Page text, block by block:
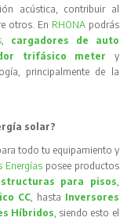
acústica, contribuir al
otros. En RHONA podrás
, cargadores de auto
trifásico meter
y
principalmente de la
solar?
todo tu equipamiento y
Energíasposee productos
para pisos
CC, hasta Inversores
Híbridos , siendo esto el